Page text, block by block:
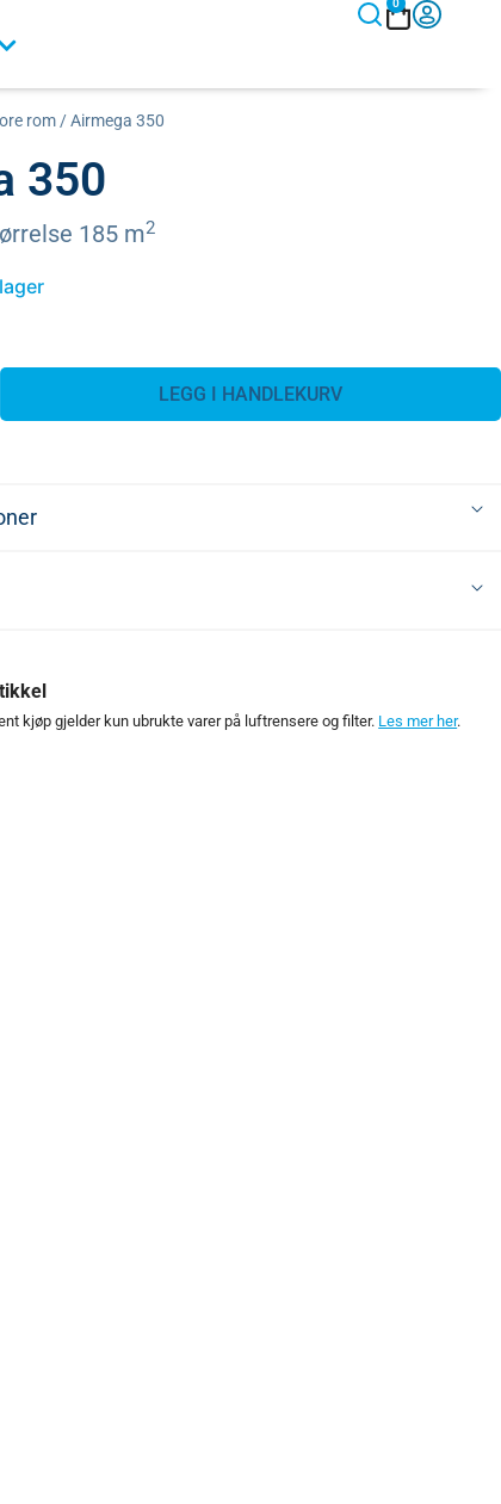
0
rom / Airmega 350
350
185 m2
LEGG I HANDLEKURV
kjøp gjelder kun ubrukte varer på luftrensere og filter. Les mer her.